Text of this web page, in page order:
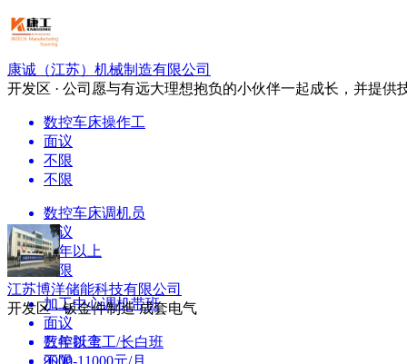
康诚（江苏）机械制造有限公司
开发区 · 公司愿与有远大理想抱负的小伙伴一起成长，并提供
数控车床操作工
面议
不限
不限
数控车床调机员
面议
三年以上
不限
加工中心调机带班
面议
三年以上
不限
江苏博洋储能科技有限公司
开发区 · 钣金件制造 成套电气
数控折弯工/长白班
9000-11000元/月